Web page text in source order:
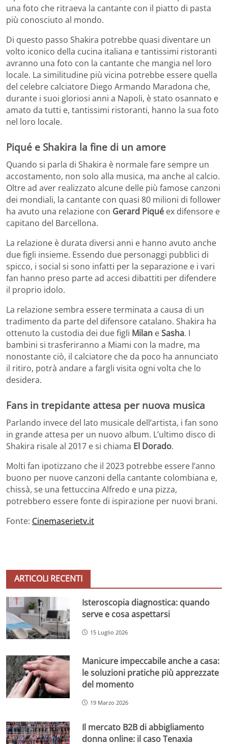
una foto che ritraeva la cantante con il piatto di pasta
più conosciuto al mondo.
Di questo passo Shakira potrebbe quasi diventare un
volto iconico della cucina italiana e tantissimi ristoranti
avranno una foto con la cantante che mangia nel loro
locale. La similitudine più vicina potrebbe essere quella
del celebre calciatore Diego Armando Maradona che,
durante i suoi gloriosi anni a Napoli, è stato osannato e
amato da tutti e, tantissimi ristoranti, hanno la sua foto
nel loro locale.
Piqué e Shakira la fine di un amore
Quando si parla di Shakira è normale fare sempre un
accostamento, non solo alla musica, ma anche al calcio.
Oltre ad aver realizzato alcune delle più famose canzoni
dei mondiali, la cantante con quasi 80 milioni di follower
ha avuto una relazione con Gerard Piqué ex difensore e
capitano del Barcellona.
La relazione è durata diversi anni e hanno avuto anche
due figli insieme. Essendo due personaggi pubblici di
spicco, i social si sono infatti per la separazione e i vari
fan hanno preso parte ad accesi dibattiti per difendere
il proprio idolo.
La relazione sembra essere terminata a causa di un
tradimento da parte del difensore catalano. Shakira ha
ottenuto la custodia dei due figli Milan eSasha. I
bambini si trasferiranno a Miami con la madre, ma
nonostante ciò, il calciatore che da poco ha annunciato
il ritiro, potrà andare a fargli visita ogni volta che lo
desidera.
Fans in trepidante attesa per nuova musica
Parlando invece del lato musicale dell’artista, i fan sono
in grande attesa per un nuovo album. L’ultimo disco di
Shakira risale al 2017 e si chiama El Dorado.
Molti fan ipotizzano che il 2023 potrebbe essere l’anno
buono per nuove canzoni della cantante colombiana e,
chissà, se una fettuccina Alfredo e una pizza,
potrebbero essere fonte di ispirazione per nuovi brani.
Fonte: Cinemaserietv.it
ARTICOLI RECENTI
Isteroscopia diagnostica: quando
serve e cosa aspettarsi
15 Luglio 2026
Manicure impeccabile anche a casa:
le soluzioni pratiche più apprezzate
del momento
19 Marzo 2026
Il mercato B2B di abbigliamento
donna online: il caso Tenaxia